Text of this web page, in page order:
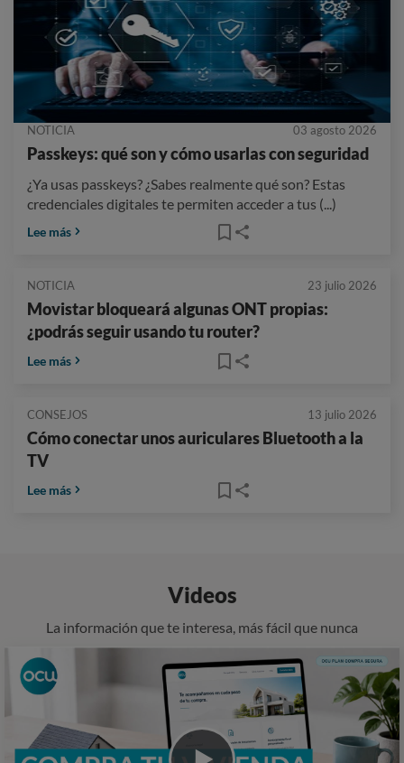
NOTICIA 03 agosto 2026
Passkeys: qué son y cómo usarlas con seguridad
¿Ya usas passkeys? ¿Sabes realmente qué son? Estas
credenciales digitales te permiten acceder a tus (...)
Lee más
NOTICIA 23 julio 2026
Movistar bloqueará algunas ONT propias:
¿podrás seguir usando tu router?
Lee más
CONSEJOS 13 julio 2026
Cómo conectar unos auriculares Bluetooth a la
TV
Lee más
Videos
La información que te interesa, más fácil que nunca